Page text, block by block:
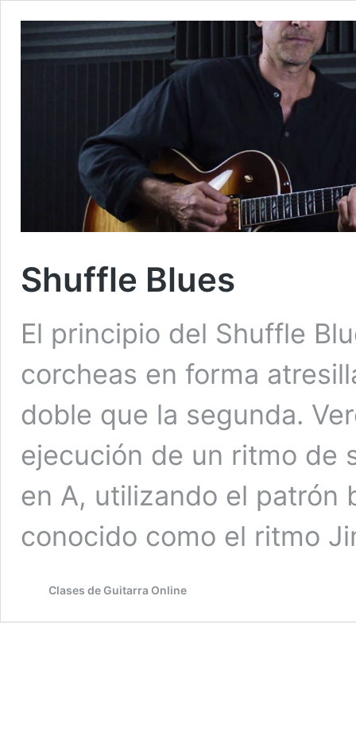
Shuffle Blues
El principio del Shuffle
corcheas en forma
doble que la segunda.
ejecución de un ritmo de
en A, utilizando el patrón
conocido como el ritmo
Clases de Guitarra Online